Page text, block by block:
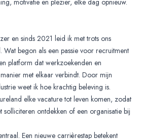
motivatie en plezier, elke dag opnieuw.
en sinds 2021 leid ik met trots ons
begon als een passie voor recruitment
platform dat werkzoekenden en
met elkaar verbindt. Door mijn
weet ik hoe krachtig beleving is.
elke vacature tot leven komen, zodat
ontdekken of een organisatie bij
Een nieuwe carrièrestap betekent